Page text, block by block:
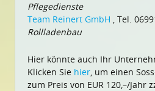
Pflegedienste
Team Reinert GmbH , Tel.
Rollladenbau
Hier könnte auch Ihr
Klicken Sie hier, um einen
zum Preis von EUR 120,–/Jahr